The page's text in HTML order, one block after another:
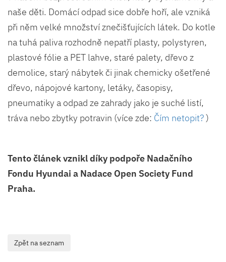
naše děti. Domácí odpad sice dobře hoří, ale vzniká
při něm velké množství znečišťujících látek. Do kotle
na tuhá paliva rozhodně nepatří plasty, polystyren,
plastové fólie a PET lahve, staré palety, dřevo z
demolice, starý nábytek či jinak chemicky ošetřené
dřevo, nápojové kartony, letáky, časopisy,
pneumatiky a odpad ze zahrady jako je suché listí,
tráva nebo zbytky potravin (více zde: Čím netopit?)
Tento článek vznikl díky podpoře Nadačního
Fondu Hyundai a Nadace Open Society Fund
Praha.